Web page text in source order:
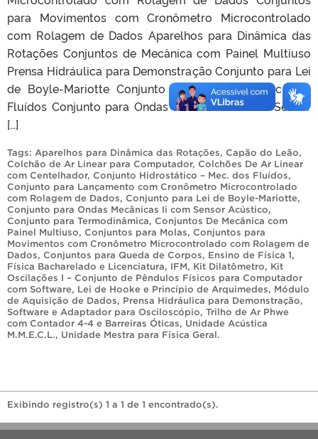
para Movimentos com Cronômetro Microcontrolado
com Rolagem de Dados Aparelhos para Dinâmica das
Rotações Conjuntos de Mecânica com Painel Multiuso
Prensa Hidráulica para Demonstração Conjunto para Lei
de Boyle-Mariotte Conjunto Hidrostático – Mec. dos
Fluídos Conjunto para Ondas Mecânicas Ii com Sensor
[…]
Tags: Aparelhos para Dinâmica das Rotações, Capão do Leão,
Colchão de Ar Linear para Computador, Colchões De Ar Linear
com Centelhador, Conjunto Hidrostático – Mec. dos Fluídos,
Conjunto para Lançamento com Cronômetro Microcontrolado
com Rolagem de Dados, Conjunto para Lei de Boyle-Mariotte,
Conjunto para Ondas Mecânicas Ii com Sensor Acústico,
Conjunto para Termodinâmica, Conjuntos De Mecânica com
Painel Multiuso, Conjuntos para Molas, Conjuntos para
Movimentos com Cronômetro Microcontrolado com Rolagem de
Dados, Conjuntos para Queda de Corpos, Ensino de Física 1,
Física Bacharelado e Licenciatura, IFM, Kit Dilatômetro, Kit
Oscilações I – Conjunto de Pêndulos Físicos para Computador
com Software, Lei de Hooke e Princípio de Arquimedes, Módulo
de Aquisição de Dados, Prensa Hidráulica para Demonstração,
Software e Adaptador para Osciloscópio, Trilho de Ar Phwe
com Contador 4-4 e Barreiras Óticas, Unidade Acústica
M.M.E.C.L., Unidade Mestra para Física Geral.
Exibindo registro(s) 1 a 1 de 1 encontrado(s).